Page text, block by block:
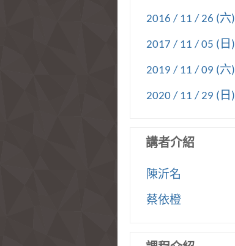
2016 / 11 / 26 (六)
2017 / 11 / 05 (日)
2019 / 11 / 09 (六)
2020 / 11 / 29 (日)
講者介紹
陳沂名
蔡依橙